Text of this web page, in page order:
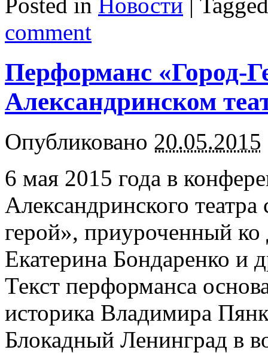
Posted in Новости |
comment
Перформанс «Город-
Александринском
Опубликовано 20.05.2015
6 мая 2015 года в
Александринского
герой», приуроченный
Екатерина Бондаренко и
Текст перформанса
историка Владимира
Блокадный Ленинград в